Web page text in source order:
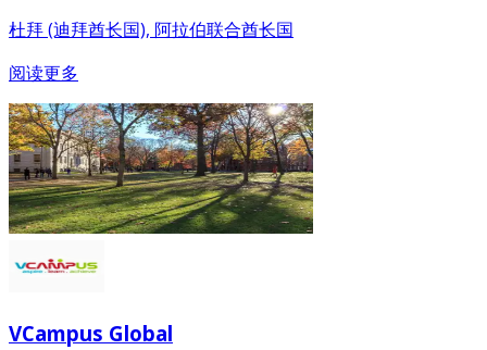
杜拜 (迪拜酋长国), 阿拉伯联合酋长国
阅读更多
VCampus Global